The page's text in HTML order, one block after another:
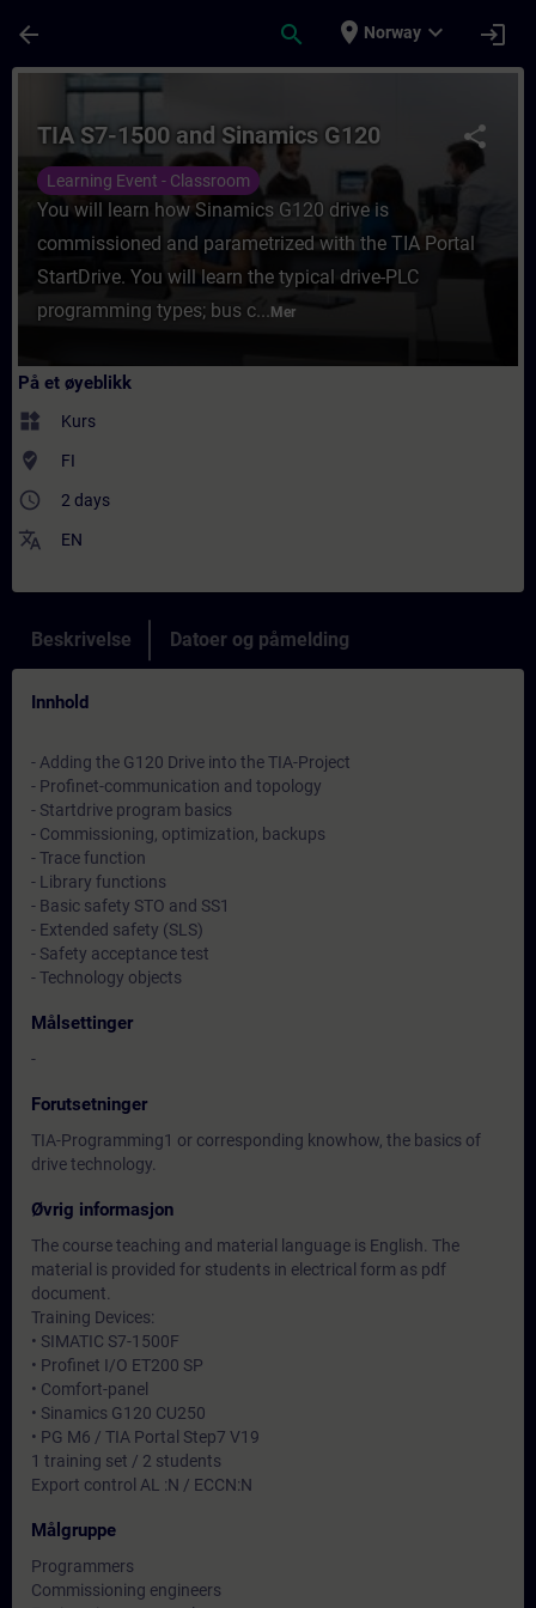
arrow_back search place Norway expand_more login
Kurs - TIA S7-1500 and Sinamics G120
share
TIA S7-1500 and Sinamics G120
Learning Event - Classroom
You will learn how Sinamics G120 drive is
commissioned and parametrized with the TIA Portal
StartDrive. You will learn the typical drive-PLC
programming types; bus c... Mer
På et øyeblikk
widgets Kurs
where_to_vote FI
access_time 2 days
translate EN
Beskrivelse Datoer og påmelding
Innhold
- Adding the G120 Drive into the TIA-Project
- Profinet-communication and topology
- Startdrive program basics
- Commissioning, optimization, backups
- Trace function
- Library functions
- Basic safety STO and SS1
- Extended safety (SLS)
- Safety acceptance test
- Technology objects
Målsettinger
-
Forutsetninger
TIA-Programming1 or corresponding knowhow, the basics of
drive technology.
Øvrig informasjon
The course teaching and material language is English. The
material is provided for students in electrical form as pdf
document.
Training Devices:
• SIMATIC S7-1500F
• Profinet I/O ET200 SP
• Comfort-panel
• Sinamics G120 CU250
• PG M6 / TIA Portal Step7 V19
1 training set / 2 students
Export control AL :N / ECCN:N
Målgruppe
Programmers
Commissioning engineers